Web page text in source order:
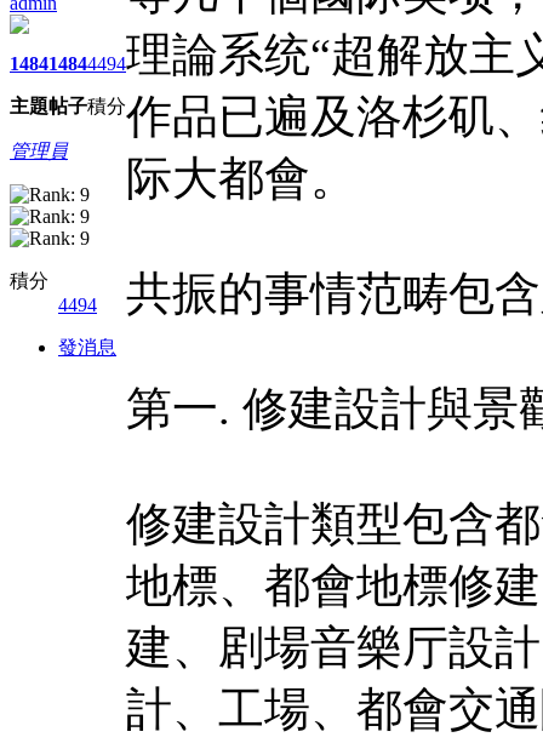
1484
主題
1484
帖子
4494
積分
管理員
積分
4494
發消息
理論系统“超解放
作品已遍及洛杉矶
际大都會。
共振的事情范畴包
第一. 修建設計與景
修建設計類型包含
地標、都會地標修
建、剧場音樂厅設
計、工場、都會交